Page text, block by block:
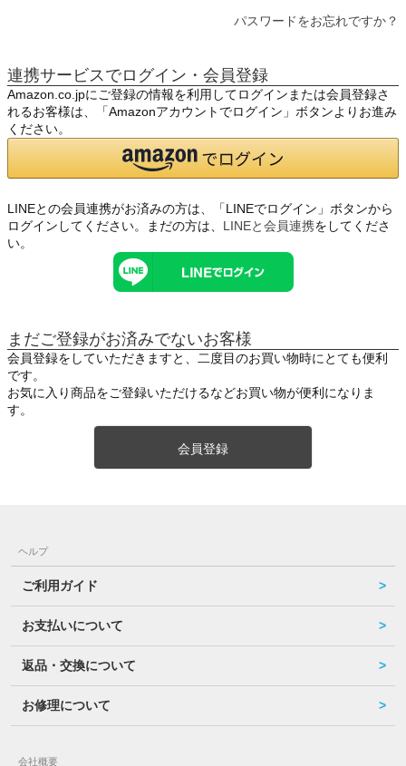
パスワードをお忘れですか？
連携サービスでログイン・会員登録
Amazon.co.jpにご登録の情報を利用してログインまたは会員登録さ
れるお客様は、「Amazonアカウントでログイン」ボタンよりお進み
ください。
LINEとの会員連携がお済みの方は、「LINEでログイン」ボタンから
ログインしてください。まだの方は、 LINEと会員連携をしてくださ
い。
まだご登録がお済みでないお客様
会員登録をしていただきますと、二度目のお買い物時にとても便利
です。
お気に入り商品をご登録いただけるなどお買い物が便利になりま
す。
会員登録
ヘルプ
ご利用ガイド
お支払いについて
返品・交換について
お修理について
会社概要